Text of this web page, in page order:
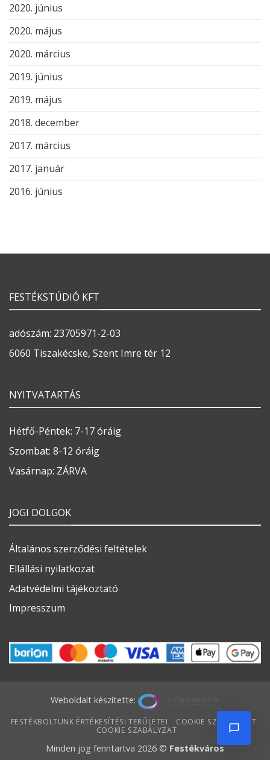
2020. június
2020. május
2020. március
2019. június
2019. május
2018. december
2017. március
2017. január
2016. június
FESTÉKSTÚDIÓ KFT
adószám: 23705971-2-03
6060 Tiszakécske, Szent Imre tér 12
NYITVATARTÁS
Hétfő-Péntek: 7-17 óráig
Szombat: 8-12 óráig
Vasárnap: ZÁRVA
JOGI DOLGOK
Általános szerződési feltételek
Ellállási nyilatkozat
Adatvédelmi tájékoztató
Impresszum
Weboldalt készítette:
FESTÉKBOLTUNK ÉRTÉKESÍTÉSI TERÜLETEI
COOKIE SZABÁLYZAT
COOKIE SZABÁLYZAT
Minden jog fenntartva 2026 © Festékváros